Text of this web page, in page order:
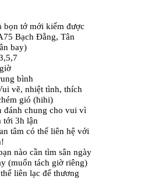
bọn tớ mới kiếm được
Bạch Đằng, Tân
bay)
bình
vẽ, nhiệt tình, thích
gió (hihi)
đánh chung cho vui vì
tới 3h lận
tâm có thể liên hệ với
nào cần tìm sân ngày
(muốn tách giờ riêng)
liên lạc để thương